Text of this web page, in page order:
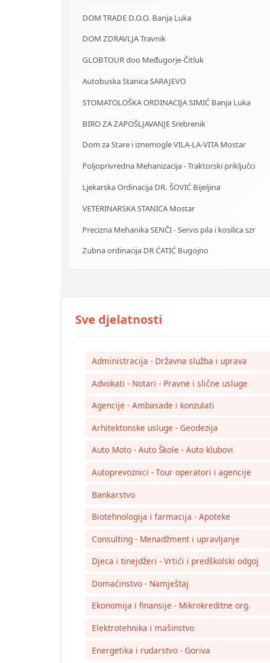
DOM TRADE D.O.O. Banja Luka
DOM ZDRAVLJA Travnik
GLOBTOUR doo Međugorje-Čitluk
Autobuska Stanica SARAJEVO
STOMATOLOŠKA ORDINACIJA SIMIĆ Banja Luka
BIRO ZA ZAPOŠLJAVANJE Srebrenik
Dom za Stare i iznemogle VILA-LA-VITA Mostar
Poljoprivredna Mehanizacija - Traktorski priključci
Ljekarska Ordinacija DR. ŠOVIĆ Bijeljina
VETERINARSKA STANICA Mostar
Precizna Mehanika SENČI - Servis pila i kosilica szr
Zubna ordinacija DR ĆATIĆ Bugojno
Administracija - Državna služba i uprava
Advokati - Notari - Pravne i slične usluge
Agencije - Ambasade i konzulati
Arhitektonske usluge - Geodezija
Auto Moto - Auto Škole - Auto klubovi
Autoprevoznici - Tour operatori i agencije
Bankarstvo
Biotehnologija i farmacija - Apoteke
Consulting - Menadžment i upravljanje
Djeca i tinejdžeri - Vrtići i predškolski odgoj
Domaćinstvo - Namještaj
Ekonomija i finansije - Mikrokreditne org.
Elektrotehnika i mašinstvo
Energetika i rudarstvo - Goriva